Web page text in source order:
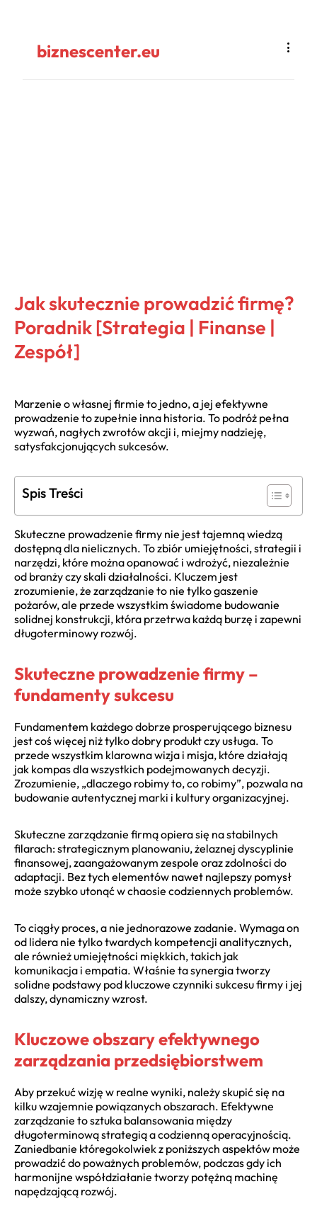
biznescenter.eu
Jak skutecznie prowadzić firmę?
Poradnik [Strategia | Finanse |
Zespół]
Marzenie o własnej firmie to jedno, a jej efektywne
prowadzenie to zupełnie inna historia. To podróż pełna
wyzwań, nagłych zwrotów akcji i, miejmy nadzieję,
satysfakcjonujących sukcesów.
Spis Treści
Skuteczne prowadzenie firmy nie jest tajemną wiedzą
dostępną dla nielicznych. To zbiór umiejętności, strategii i
narzędzi, które można opanować i wdrożyć, niezależnie
od branży czy skali działalności. Kluczem jest
zrozumienie, że zarządzanie to nie tylko gaszenie
pożarów, ale przede wszystkim świadome budowanie
solidnej konstrukcji, która przetrwa każdą burzę i zapewni
długoterminowy rozwój.
Skuteczne prowadzenie firmy –
fundamenty sukcesu
Fundamentem każdego dobrze prosperującego biznesu
jest coś więcej niż tylko dobry produkt czy usługa. To
przede wszystkim klarowna wizja i misja, które działają
jak kompas dla wszystkich podejmowanych decyzji.
Zrozumienie, „dlaczego robimy to, co robimy”, pozwala na
budowanie autentycznej marki i kultury organizacyjnej.
Skuteczne zarządzanie firmą opiera się na stabilnych
filarach: strategicznym planowaniu, żelaznej dyscyplinie
finansowej, zaangażowanym zespole oraz zdolności do
adaptacji. Bez tych elementów nawet najlepszy pomysł
może szybko utonąć w chaosie codziennych problemów.
To ciągły proces, a nie jednorazowe zadanie. Wymaga on
od lidera nie tylko twardych kompetencji analitycznych,
ale również umiejętności miękkich, takich jak
komunikacja i empatia. Właśnie ta synergia tworzy
solidne podstawy pod kluczowe czynniki sukcesu firmy i jej
dalszy, dynamiczny wzrost.
Kluczowe obszary efektywnego
zarządzania przedsiębiorstwem
Aby przekuć wizję w realne wyniki, należy skupić się na
kilku wzajemnie powiązanych obszarach. Efektywne
zarządzanie to sztuka balansowania między
długoterminową strategią a codzienną operacyjnością.
Zaniedbanie któregokolwiek z poniższych aspektów może
prowadzić do poważnych problemów, podczas gdy ich
harmonijne współdziałanie tworzy potężną machinę
napędzającą rozwój.